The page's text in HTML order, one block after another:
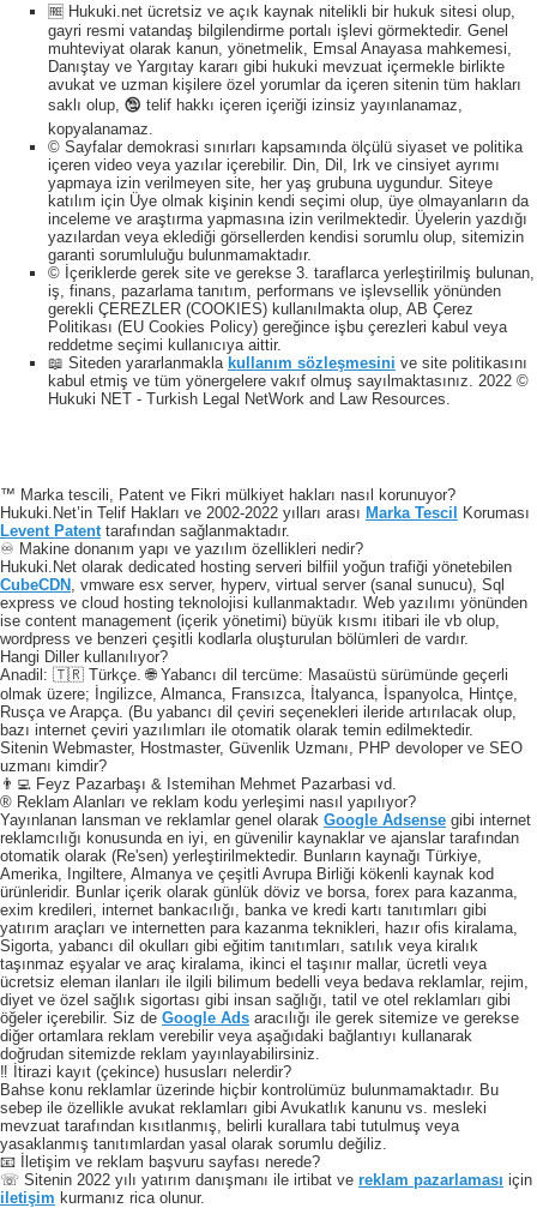
🆓 Hukuki.net ücretsiz ve açık kaynak nitelikli bir hukuk sitesi olup,
gayri resmi vatandaş bilgilendirme portalı işlevi görmektedir. Genel
muhteviyat olarak kanun, yönetmelik, Emsal Anayasa mahkemesi,
Danıştay ve Yargıtay kararı gibi hukuki mevzuat içermekle birlikte
avukat ve uzman kişilere özel yorumlar da içeren sitenin tüm hakları
saklı olup, 🕲 telif hakkı içeren içeriği izinsiz yayınlanamaz,
kopyalanamaz.
© Sayfalar demokrasi sınırları kapsamında ölçülü siyaset ve politika
içeren video veya yazılar içerebilir. Din, Dil, Irk ve cinsiyet ayrımı
yapmaya izin verilmeyen site, her yaş grubuna uygundur. Siteye
katılım için Üye olmak kişinin kendi seçimi olup, üye olmayanların da
inceleme ve araştırma yapmasına izin verilmektedir. Üyelerin yazdığı
yazılardan veya eklediği görsellerden kendisi sorumlu olup, sitemizin
garanti sorumluluğu bulunmamaktadır.
© İçeriklerde gerek site ve gerekse 3. taraflarca yerleştirilmiş bulunan,
iş, finans, pazarlama tanıtım, performans ve işlevsellik yönünden
gerekli ÇEREZLER (COOKIES) kullanılmakta olup, AB Çerez
Politikası (EU Cookies Policy) gereğince işbu çerezleri kabul veya
reddetme seçimi kullanıcıya aittir.
📖 Siteden yararlanmakla kullanım sözleşmesini ve site politikasını
kabul etmiş ve tüm yönergelere vakıf olmuş sayılmaktasınız. 2022 ©
Hukuki NET - Turkish Legal NetWork and Law Resources.
™ Marka tescili, Patent ve Fikri mülkiyet hakları nasıl korunuyor?
Hukuki.Net’in Telif Hakları ve 2002-2022 yılları arası Marka Tescil
Koruması
Levent Patent tarafından sağlanmaktadır.
♾️ Makine donanım yapı ve yazılım özellikleri nedir?
Hukuki.Net olarak dedicated hosting serveri bilfiil yoğun trafiği yönetebilen
CubeCDN
, vmware esx server, hyperv, virtual server (sanal sunucu), Sql
express ve cloud hosting teknolojisi kullanmaktadır. Web yazılımı yönünden
ise content management (içerik yönetimi) büyük kısmı itibari ile vb olup,
wordpress ve benzeri çeşitli kodlarla oluşturulan bölümleri de vardır.
Hangi Diller kullanılıyor?
Anadil: 🇹🇷 Türkçe. 🌐 Yabancı dil tercüme: Masaüstü sürümünde geçerli
olmak üzere; İngilizce, Almanca, Fransızca, İtalyanca, İspanyolca, Hintçe,
Rusça ve Arapça. (Bu yabancı dil çeviri seçenekleri ileride artırılacak olup,
bazı internet çeviri yazılımları ile otomatik olarak temin edilmektedir.
Sitenin Webmaster, Hostmaster, Güvenlik Uzmanı, PHP devoloper ve SEO
uzmanı kimdir?
👨‍💻 Feyz Pazarbaşı & Istemihan Mehmet Pazarbasi vd.
® Reklam Alanları ve reklam kodu yerleşimi nasıl yapılıyor?
Yayınlanan lansman ve reklamlar genel olarak Google Adsense gibi internet
reklamcılığı konusunda en iyi, en güvenilir kaynaklar ve ajanslar tarafından
otomatik olarak (Re'sen) yerleştirilmektedir. Bunların kaynağı Türkiye,
Amerika, Ingiltere, Almanya ve çeşitli Avrupa Birliği kökenli kaynak kod
ürünleridir. Bunlar içerik olarak günlük döviz ve borsa, forex para kazanma,
exim kredileri, internet bankacılığı, banka ve kredi kartı tanıtımları gibi
yatırım araçları ve internetten para kazanma teknikleri, hazır ofis kiralama,
Sigorta, yabancı dil okulları gibi eğitim tanıtımları, satılık veya kiralık
taşınmaz eşyalar ve araç kiralama, ikinci el taşınır mallar, ücretli veya
ücretsiz eleman ilanları ile ilgili bilimum bedelli veya bedava reklamlar, rejim,
diyet ve özel sağlık sigortası gibi insan sağlığı, tatil ve otel reklamları gibi
öğeler içerebilir. Siz de Google Ads aracılığı ile gerek sitemize ve gerekse
diğer ortamlara reklam verebilir veya aşağıdaki bağlantıyı kullanarak
doğrudan sitemizde reklam yayınlayabilirsiniz.
‼️ İtirazi kayıt (çekince) hususları nelerdir?
Bahse konu reklamlar üzerinde hiçbir kontrolümüz bulunmamaktadır. Bu
sebep ile özellikle avukat reklamları gibi Avukatlık kanunu vs. mesleki
mevzuat tarafından kısıtlanmış, belirli kurallara tabi tutulmuş veya
yasaklanmış tanıtımlardan yasal olarak sorumlu değiliz.
📧 İletişim ve reklam başvuru sayfası nerede?
☏ Sitenin 2022 yılı yatırım danışmanı ile irtibat ve reklam pazarlaması için
iletişim kurmanız rica olunur.